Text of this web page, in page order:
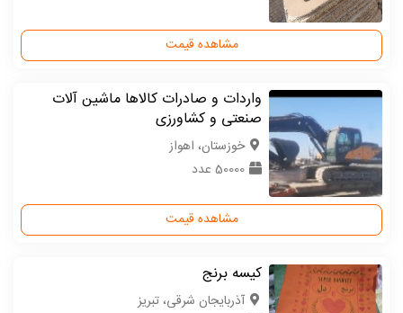
مشاهده قیمت
واردات و صادرات کالاها ماشین آلات
صنعتی و کشاورزی
خوزستان، اهواز
50000 عدد
مشاهده قیمت
کیسه برنج
آذربایجان شرقی، تبریز